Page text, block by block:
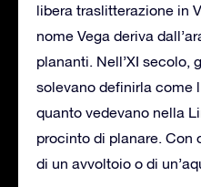
libera traslitterazione in
nome Vega deriva
plananti. Nell’XI secolo,
solevano definirla come
quanto vedevano nella
procinto di planare. Con
di un avvoltoio o di